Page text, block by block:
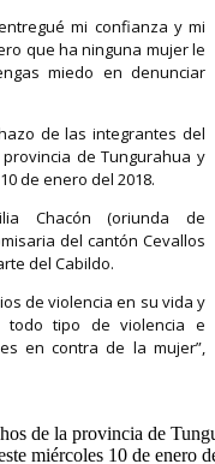
mi confianza y mi
que ha ninguna mujer le
miedo en denunciar
de las integrantes del
de Tungurahua y
de enero del 2018.
Chacón (oriunda de
del cantón Cevallos
del Cabildo.
de violencia en su vida y
todo tipo de violencia e
en contra de la mujer”,
de la provincia de
miércoles 10 de enero